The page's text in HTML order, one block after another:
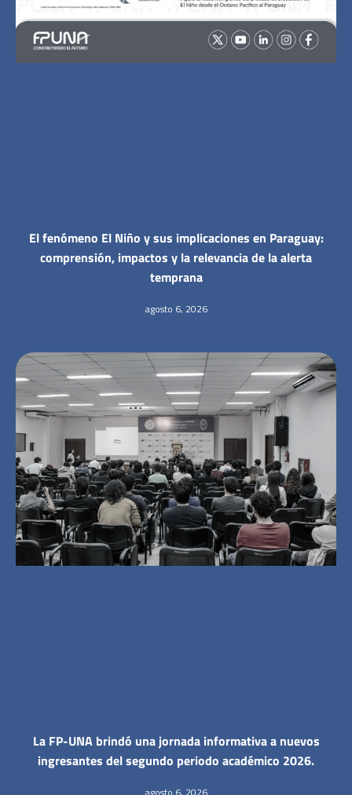
El fenómeno El Niño y sus implicaciones en Paraguay:
comprensión, impactos y la relevancia de la alerta
temprana
agosto 6, 2026
La FP-UNA brindó una jornada informativa a nuevos
ingresantes del segundo periodo académico 2026.
agosto 6, 2026